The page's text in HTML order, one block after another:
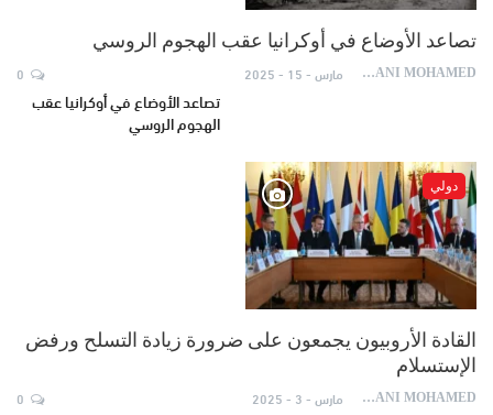
تصاعد الأوضاع في أوكرانيا عقب الهجوم الروسي
AYDANI MOHAMED مارس - 15 - 2025
تصاعد الأوضاع في أوكرانيا عقب
الهجوم الروسي
دولي
القادة الأروبيون يجمعون على ضرورة زيادة التسلح ورفض
الإستسلام
AYDANI MOHAMED مارس - 3 - 2025